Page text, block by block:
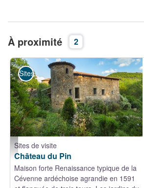
À proximité 2
Fabras - Château du Pin - ©S.BUGNON
Sites de visite
Sites de visite
Château du Pin
Maison forte Renaissance typique de la
Cévenne ardéchoise agrandie en 1591